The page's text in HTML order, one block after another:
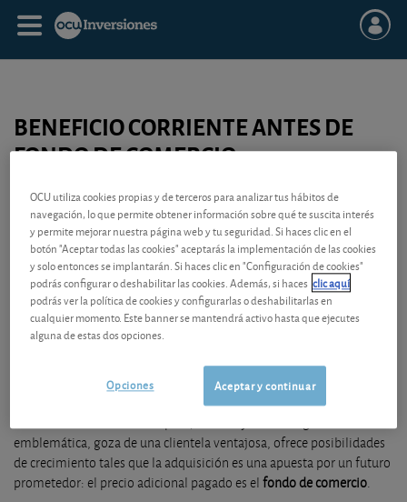
BENEFICIO CORRIENTE ANTES DE
FONDO DE COMERCIO
El beneficio corriente corresponde alresultado de explotación
resultado financiero. Se trata por tanto de un beneficio antes de
resultados extraordinarios. Es un dato especialmente significativo
del estado de los resultados y de la evaluación de una acción.
Se distingue también el beneficio corriente antes de amortización
del fondo de comercio.
Cuando una sociedad realiza adquisiciones, paga por estas compras
un cierto precio. Este precio no refleja necesariamente el valor
contable de la firma comprada. La sociedad compradora puede
aceptar un precio más elevado porque la sociedad adquirida
emblemática, goza de una clientela ventajosa, ofrece posibilidades
de crecimiento tales que la adquisición es una apuesta por un futuro
prometedor: el precio adicional pagado es el fondo de comercio.
OCU utiliza cookies propias y de terceros para analizar tus hábitos de
navegación, lo que permite obtener información sobre qué te suscita interés
y permite mejorar nuestra página web y tu seguridad. Si haces clic en el
botón "Aceptar todas las cookies" aceptarás la implementación de las cookies
y solo entonces se implantarán. Si haces clic en "Configuración de cookies"
podrás configurar o deshabilitar las cookies. Además, si haces clic aquí
podrás ver la política de cookies y configurarlas o deshabilitarlas en
cualquier momento. Este banner se mantendrá activo hasta que ejecutes
alguna de estas dos opciones.
Aceptar y continuar
Opciones